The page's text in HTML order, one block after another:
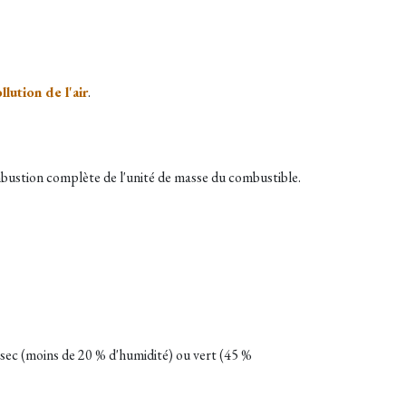
de l'air.
complète de l'unité de masse du combustible.
(moins de 20 % d'humidité) ou vert (45 %